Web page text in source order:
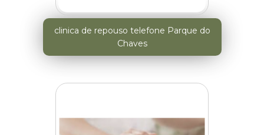
clinica de repouso telefone Parque do
Chaves